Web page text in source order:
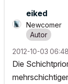
eiked
Newcomer
‎2012-10-03
Die